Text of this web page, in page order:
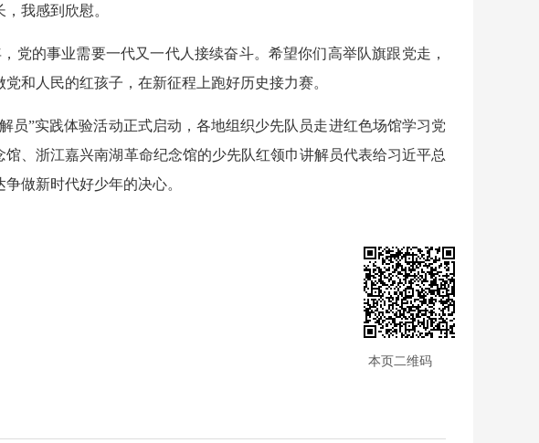
我感到欣慰。
党的事业需要一代又一代人接续奋斗。希望你们高举队旗跟党走，
和人民的红孩子，在新征程上跑好历史接力赛。
”实践体验活动正式启动，各地组织少先队员走进红色场馆学习党
、浙江嘉兴南湖革命纪念馆的少先队红领巾讲解员代表给习近平总
做新时代好少年的决心。
本页二维码